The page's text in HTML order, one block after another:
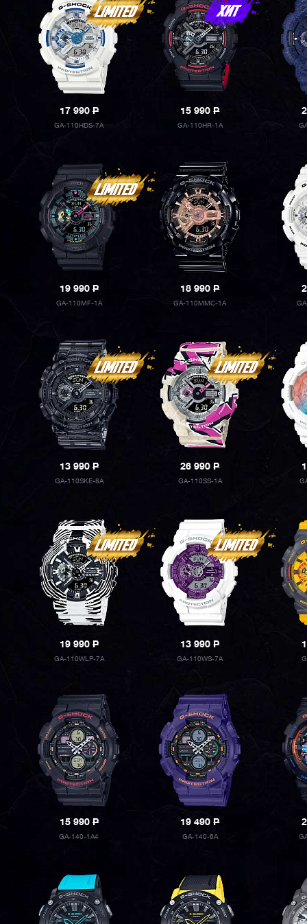
17 990P
GA-110HDS-7A
15 990P
GA-110HR-1A
19 990P
GA-110MF-1A
18 990P
GA-110MMC-1A
13 990P
GA-110SKE-8A
26 990P
GA-110SS-1A
19 990P
GA-110WLP-7A
13 990P
GA-110WS-7A
15 990P
GA-140-1A4
19 490P
GA-140-6A